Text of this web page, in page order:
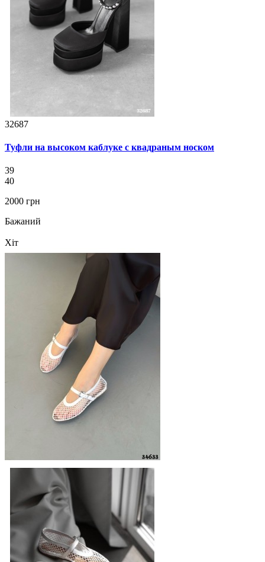
32687
Туфли на высоком каблуке с квадраным носком
39
40
2000 грн
Бажаний
Хіт